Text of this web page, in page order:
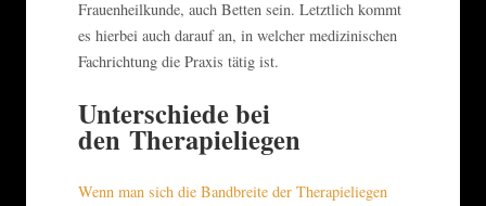
Frauenheilkunde, auch Betten sein. Letztlich kommt
es hierbei auch darauf an, in welcher medizinischen
Fachrichtung die Praxis tätig ist.
Unterschiede bei
den Therapieliegen
Wenn man sich die Bandbreite der Therapieliegen